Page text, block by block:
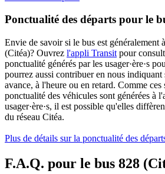
Ponctualité des départs pour le
Envie de savoir si le bus est généralement
(Citéa)? Ouvrez l'appli Transit pour
ponctualité générés par les usager·ère·s
pourrez aussi contribuer en nous indiquant
avance, à l'heure ou en retard. Comme ces
ponctualité des véhicules sont générées à
usager·ère·s, il est possible qu'elles
du réseau Citéa.
Plus de détails sur la ponctualité des
F.A.Q. pour le bus 828